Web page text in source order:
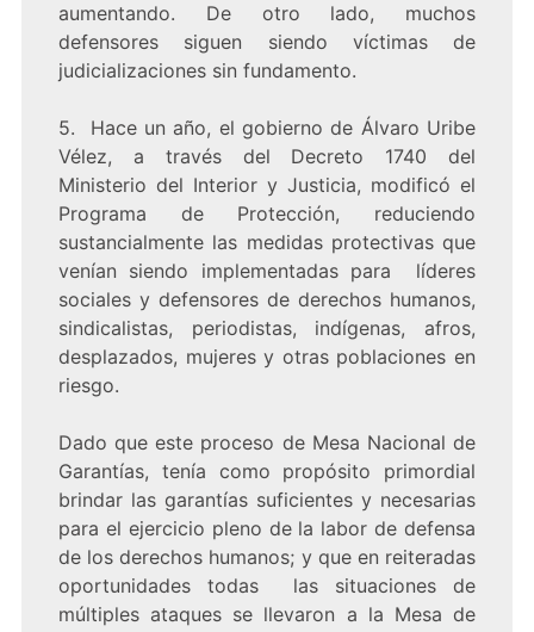
aumentando. De otro lado, muchos
defensores siguen siendo víctimas de
judicializaciones sin fundamento.
5. Hace un año, el gobierno de Álvaro Uribe
Vélez, a través del Decreto 1740 del
Ministerio del Interior y Justicia, modificó el
Programa de Protección, reduciendo
sustancialmente las medidas protectivas que
venían siendo implementadas para líderes
sociales y defensores de derechos humanos,
sindicalistas, periodistas, indígenas, afros,
desplazados, mujeres y otras poblaciones en
riesgo.
Dado que este proceso de Mesa Nacional de
Garantías, tenía como propósito primordial
brindar las garantías suficientes y necesarias
para el ejercicio pleno de la labor de defensa
de los derechos humanos; y que en reiteradas
oportunidades todas las situaciones de
múltiples ataques se llevaron a la Mesa de